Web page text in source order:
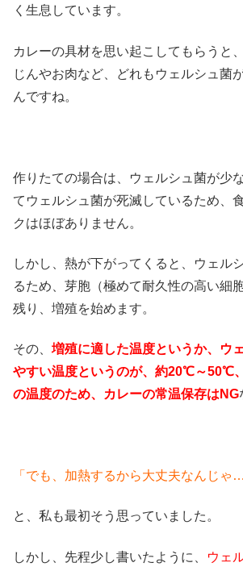
く生息しています。
カレーの具材を思い起こしてもらうと
じんやお肉など、どれもウェルシュ菌
んですね。
作りたての場合は、ウェルシュ菌が少
てウェルシュ菌が死滅しているため、
クはほぼありません。
しかし、熱が下がってくると、ウェル
るため、芽胞（極めて耐久性の高い細
残り、増殖を始めます。
その、 増殖に適した温度というか、ウ
やすい温度というのが、約20℃～50℃
の温度のため、カレーの常温保存はNG
「でも、加熱するから大丈夫なんじゃ…
と、私も最初そう思っていました。
しかし、先程少し書いたように、
ウェ